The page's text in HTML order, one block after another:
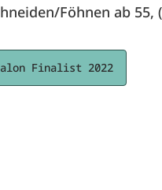
Föhnen ab 55,
Finalist 2022